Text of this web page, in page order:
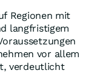
Regionen mit
langfristigem
vor allem
verdeutlicht